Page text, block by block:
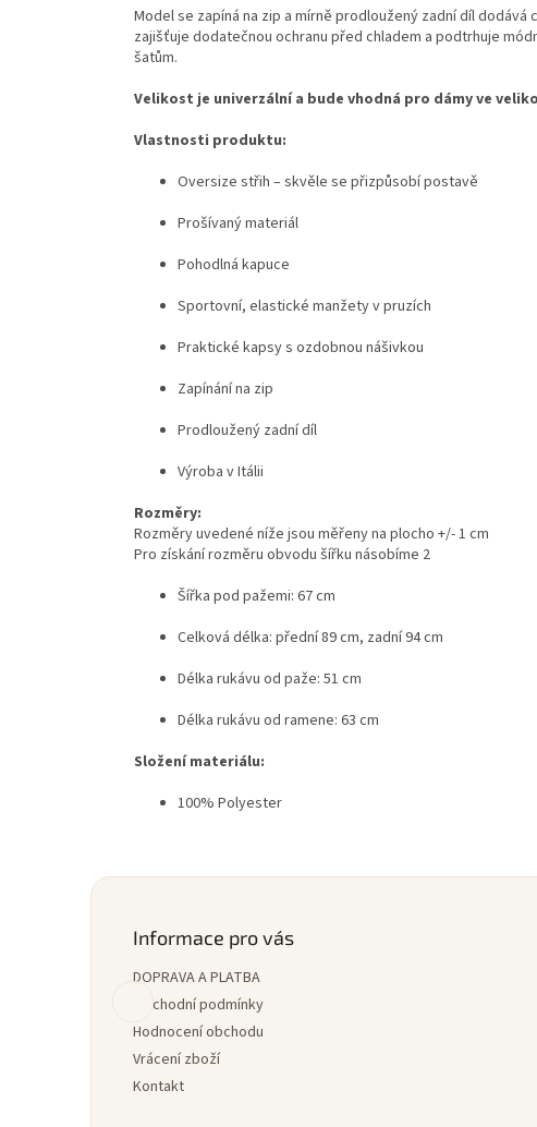
Model se zapíná na zip a mírně prodloužený zadní díl
zajišťuje dodatečnou ochranu před chladem a podtrhuje
šatům.
Velikost je univerzální a bude vhodná pro dámy ve
Vlastnosti produktu:
Oversize střih – skvěle se přizpůsobí postavě
Prošívaný materiál
Pohodlná kapuce
Sportovní, elastické manžety v pruzích
Praktické kapsy s ozdobnou nášivkou
Zapínání na zip
Prodloužený zadní díl
Výroba v Itálii
Rozměry:
Rozměry uvedené níže jsou měřeny na plocho +/- 1 cm
Pro získání rozměru obvodu šířku násobíme 2
Šířka pod pažemi: 67 cm
Celková délka: přední 89 cm, zadní 94 cm
Délka rukávu od paže: 51 cm
Délka rukávu od ramene: 63 cm
Složení materiálu:
100% Polyester
Informace pro vás
DOPRAVA A PLATBA
Obchodní podmínky
Hodnocení obchodu
Vrácení zboží
Kontakt